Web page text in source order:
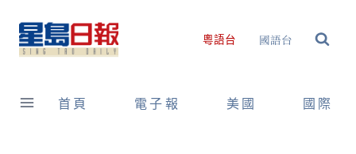
content
粵語台 國語台
首頁 電子報 美國 國際